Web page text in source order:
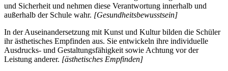
und Sicherheit und nehmen diese Verantwortung innerhalb und
außerhalb der Schule wahr. [Gesundheitsbewusstsein]
In der Auseinandersetzung mit Kunst und Kultur bilden die Schüler
ihr ästhetisches Empfinden aus. Sie entwickeln ihre individuelle
Ausdrucks- und Gestaltungsfähigkeit sowie Achtung vor der
Leistung anderer. [ästhetisches Empfinden]